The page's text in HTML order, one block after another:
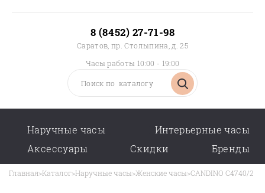
8 (8452) 27-71-98
Саратов, пр. Столыпина, д. 25
Часы работы 10:00 - 19:00
Наручные часы
Интерьерные часы
Аксессуары
Скидки Бренды
Главная>Каталог>Наручные часы>Женские часы>CANDINO C4740/2